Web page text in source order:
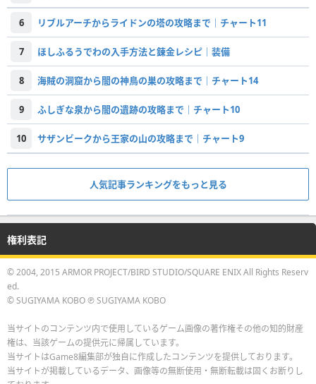
6 リブルアーチからライドンの塔の攻略まで｜チャート11
7 ほしふるうでわの入手方法と錬金レシピ｜装備
8 海賊の洞窟から闇の神鳥の巣の攻略まで｜チャート14
9 ふしぎな泉から闇の遺跡の攻略まで｜チャート10
10 サザンビークから王家の山の攻略まで｜チャート9
人気記事ランキングをもっと見る
権利表記
© 2004, 2015 ARMOR PROJECT/BIRD STUDIO/SQUARE ENIX All Rights Reserv
ed.
© SUGIYAMA KOBO ℗ SUGIYAMA KOBO
当サイトのコンテンツ内で使用しているゲーム画像の著作権その他の知的財産
権は、当該ゲームの提供元に帰属しています。
当サイトはGame8編集部が独自に作成したコンテンツを提供しております。
当サイトが掲載しているデータ、画像等の無断使用・無断転載は固くお断りし